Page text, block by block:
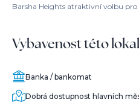
Barsha Heights atraktivní volbu
Vybavenost této
Banka / bankomat
Dobrá dostupnost hlavních